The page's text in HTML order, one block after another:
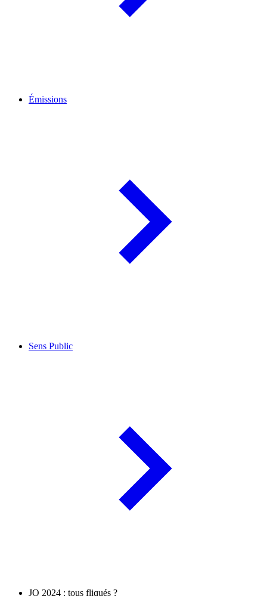
Émissions
Sens Public
JO 2024 : tous fliqués ?